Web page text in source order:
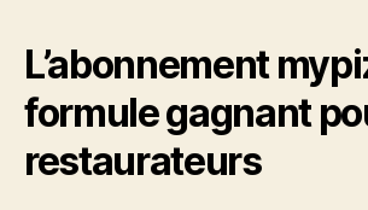
L’abonnement
formule gagnant
restaurateurs